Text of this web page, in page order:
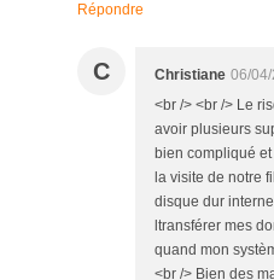
Répondre
C Christiane 06/
<br /> <br /> Le
avoir plusieurs
bien compliqué
la visite de notre
disque dur
ltransférer mes
quand mon
<br /> Bien des